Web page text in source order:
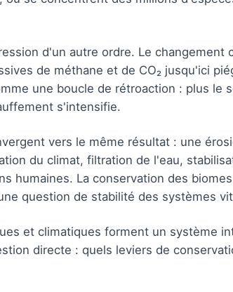
d'un autre ordre. Le changement
de méthane et de CO₂ jusqu'ici
une boucle de rétroaction : plus le
s'intensifie.
vers le même résultat : une
du climat, filtration de l'eau,
humaines. La conservation des
question de stabilité des systèmes
et climatiques forment un système
directe : quels leviers de